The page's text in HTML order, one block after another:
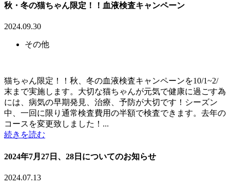
秋・冬の猫ちゃん限定！！血液検査キャンペーン
2024.09.30
その他
猫ちゃん限定！！秋、冬の血液検査キャンペーンを10/1~2/
末まで実施します。大切な猫ちゃんが元気で健康に過ごす為
には、病気の早期発見、治療、予防が大切です！シーズン
中、一回に限り通常検査費用の半額で検査できます。去年の
コースを変更致しました！...
続きを読む
2024年7月27日、28日についてのお知らせ
2024.07.13